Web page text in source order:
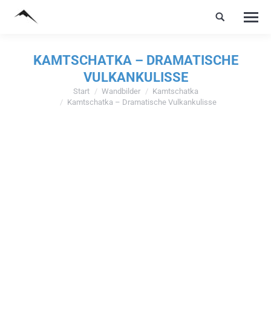
KAMTSCHATKA – DRAMATISCHE
VULKANKULISSE
Sie befinden sich hier:
Start Wandbilder
Kamtschatka
Kamtschatka – Dramatische Vulkankulisse